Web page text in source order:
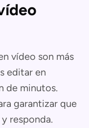
vídeo son más
editar en
de minutos.
garantizar que
responda.